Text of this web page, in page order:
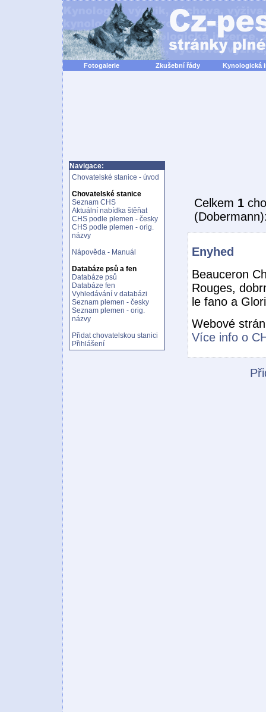
Fotogalerie Zkušební řády Kynologická
Navigace:
Chovatelské stanice - úvod
Chovatelské stanice
Seznam CHS
Aktuální nabídka štěňat
CHS podle plemen - česky
CHS podle plemen - orig.
názvy
Nápověda - Manuál
Databáze psů a fen
Databáze psů
Databáze fen
Vyhledávání v databázi
Seznam plemen - česky
Seznam plemen - orig.
názvy
Přidat chovatelskou stanici
Přihlášení
Celkem 1
Enyhed
Beauceron
Rouges,
le fano a
Webové
Více info o